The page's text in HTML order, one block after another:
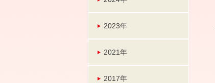
2023年
2021年
2017年